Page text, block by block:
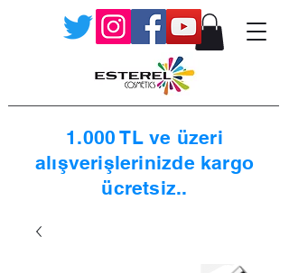
1.000 TL ve üzeri
alışverişlerinizde kargo
ücretsiz..